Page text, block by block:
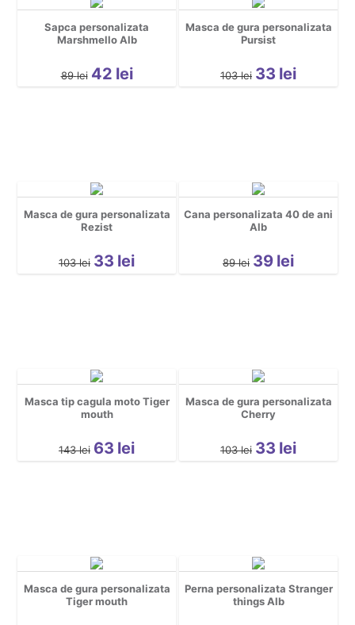
Personaje
personalizate
Petrecerea Burlacilor
Romanesti
Sarbatori
Sport
Hidden *do not delete*
Nou nascuti
Sapca personalizata
Marshmello Alb
89 lei 42 lei
Masca de gura personalizata
Pursist
103 lei 33 lei
Masca de gura personalizata
Rezist
103 lei 33 lei
Cana personalizata 40 de ani
Alb
89 lei 39 lei
Masca tip cagula moto Tiger
mouth
143 lei 63 lei
Masca de gura personalizata
Cherry
103 lei 33 lei
Masca de gura personalizata
Tiger mouth
Perna personalizata Stranger
things Alb